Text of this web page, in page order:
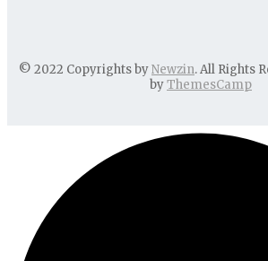
© 2022 Copyrights byNewzin. All Rights
byThemesCamp